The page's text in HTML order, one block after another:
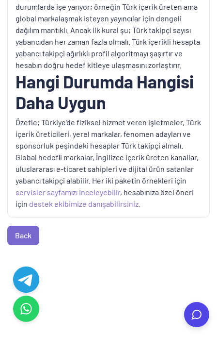
durumlarda işe yarıyor; örneğin Türk içerik üreten ama
global markalaşmak isteyen yayıncılar için dengeli
dağılım mantıklı. Ancak ilk kural şu; Türk takipçi sayısı
yabancıdan her zaman fazla olmalı. Türk içerikli hesapta
yabancı takipçi ağırlıklı profil algoritmayı şaşırtır ve
hesabın doğru hedef kitleye ulaşmasını zorlaştırır.
Hangi Durumda Hangisi
Daha Uygun
Özetle; Türkiye'de fiziksel hizmet veren işletmeler, Türk
içerik üreticileri, yerel markalar, fenomen adayları ve
sponsorluk peşindeki hesaplar Türk takipçi almalı.
Global hedefli markalar, İngilizce içerik üreten kanallar,
uluslararası e-ticaret sahipleri ve dijital ürün satanlar
yabancı takipçi alabilir. Her iki paketin örnekleri için
servisler sayfamızı inceleyebilir, hesabınıza özel öneri
için destek ekibimize danışabilirsiniz
Back